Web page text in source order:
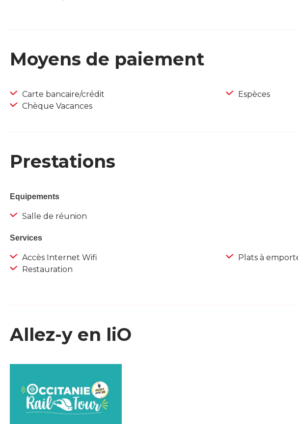
Moyens de paiement
Carte bancaire/crédit
Chèque Vacances
Espèces
Prestations
Equipements
Salle de réunion
Services
Accès Internet Wifi
Restauration
Plats à
Allez-y en liO